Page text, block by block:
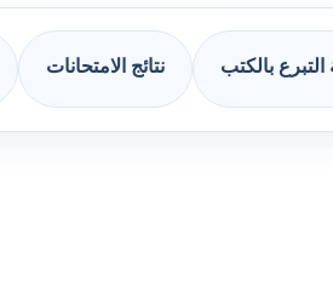
بالكتب نتائج الامتحانات